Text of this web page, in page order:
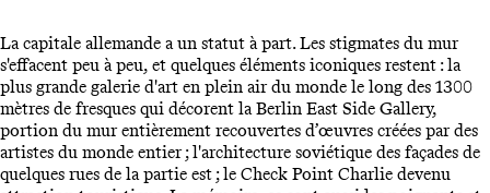
La capitale allemande a un statut à part. Les stigmates du mur
s'effacent peu à peu, et quelques éléments iconiques restent : la
plus grande galerie d'art en plein air du monde le long des 1300
mètres de fresques qui décorent la Berlin East Side Gallery,
portion du mur entièrement recouvertes d’œuvres créées par des
artistes du monde entier ; l'architecture soviétique des façades de
quelques rues de la partie est ; le Check Point Charlie devenu